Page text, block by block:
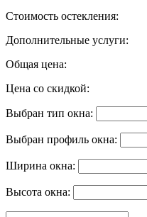
Стоимость остекления:
Дополнительные услуги:
Общая цена:
Цена со скидкой:
Выбран тип окна:
Выбран профиль окна:
Ширина окна:
Высота окна: